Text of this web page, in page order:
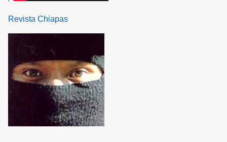
Revista Chiapas